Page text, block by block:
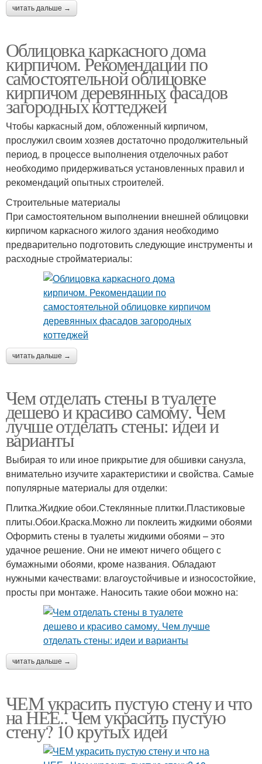
читать дальше →
Облицовка каркасного дома
кирпичом. Рекомендации по
самостоятельной облицовке
кирпичом деревянных фасадов
загородных коттеджей
Чтобы каркасный дом, обложенный кирпичом,
прослужил своим хозяев достаточно продолжительный
период, в процессе выполнения отделочных работ
необходимо придерживаться установленных правил и
рекомендаций опытных строителей.
Строительные материалы
При самостоятельном выполнении внешней облицовки
кирпичом каркасного жилого здания необходимо
предварительно подготовить следующие инструменты и
расходные стройматериалы:
читать дальше →
Чем отделать стены в туалете
дешево и красиво самому. Чем
лучше отделать стены: идеи и
варианты
Выбирая то или иное прикрытие для обшивки санузла,
внимательно изучите характеристики и свойства. Самые
популярные материалы для отделки:
Плитка.Жидкие обои.Стеклянные плитки.Пластиковые
плиты.Обои.Краска.Можно ли поклеить жидкими обоями
Оформить стены в туалеты жидкими обоями – это
удачное решение. Они не имеют ничего общего с
бумажными обоями, кроме названия. Обладают
нужными качествами: влагоустойчивые и износостойкие,
просты при монтаже. Наносить такие обои можно на:
читать дальше →
ЧЕМ украсить пустую стену и что
на НЕЕ.. Чем украсить пустую
стену? 10 крутых идей